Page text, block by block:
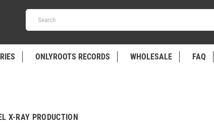
ONLYROOTS RECORDS WHOLESALE FAQ
X-RAY PRODUCTION